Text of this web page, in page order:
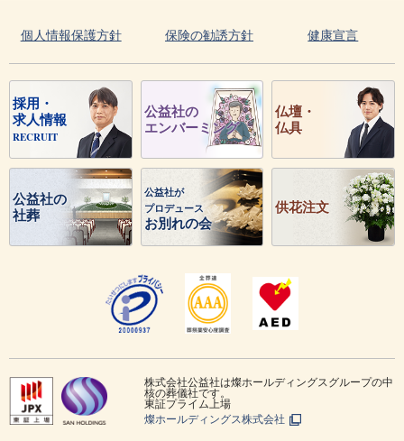
個人情報保護方針 保険の勧誘方針 健康宣言
採用・
求人情報
RECRUIT
公益社の
エンバーミング
仏壇・
仏具
公益社の
社葬
公益社が
プロデュース
お別れの会
供花注文
株式会社公益社は燦ホールディングスグループの中
核の葬儀社です。
東証プライム上場
燦ホールディングス株式会社